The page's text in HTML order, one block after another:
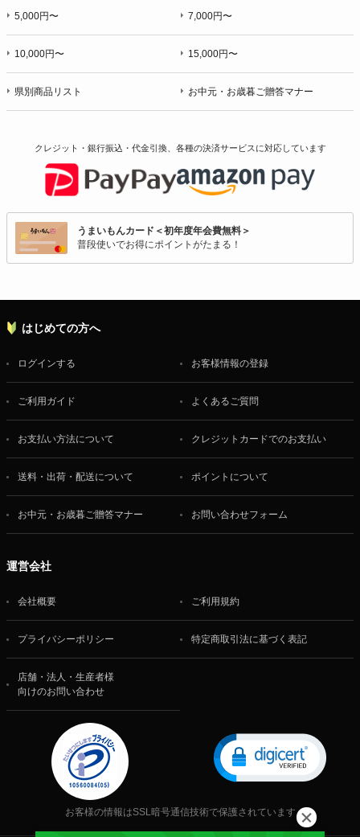
5,000円〜 7,000円〜
10,000円〜 15,000円〜
県別商品リスト お中元・お歳暮ご贈答マナー
クレジット・銀行振込・代金引換、各種の決済サービスに対応しています
うまいもんカード＜初年度年会費無料＞
普段使いでお得にポイントがたまる！
はじめての方へ
ログインする お客様情報の登録
ご利用ガイド よくあるご質問
お支払い方法について クレジットカードでのお支払い
送料・出荷・配送について ポイントについて
お中元・お歳暮ご贈答マナー お問い合わせフォーム
運営会社
会社概要 ご利用規約
プライバシーポリシー 特定商取引法に基づく表記
店舗・法人・生産者様
向けのお問い合わせ
お客様の情報はSSL暗号通信技術で保護されています